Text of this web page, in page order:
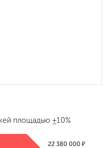
площадью ±10%
22 380 000 ₽